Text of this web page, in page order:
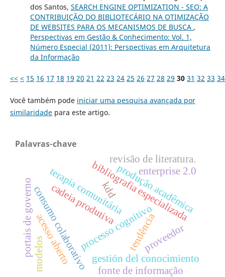
dos Santos, SEARCH ENGINE OPTIMIZATION - SEO: A
CONTRIBUIÇÃO DO BIBLIOTECÁRIO NA OTIMIZAÇÃO
DE WEBSITES PARA OS MECANISMOS DE BUSCA ,
Perspectivas em Gestão & Conhecimento: Vol. 1,
Número Especial (2011): Perspectivas em Arquitetura
da Informação
<< < 15 16 17 18 19 20 21 22 23 24 25 26 27 28 29 30 31 32 33 34
Você também pode iniciar uma pesquisa avançada por
similaridadepara este artigo.
Palavras-chave
processo cognitivo
consumo colaborativobibliografia especializada
kdd
gestión del conocimiento
terapia comunitária
cadeia produtiva
tendência
portais de governo
revisão de literatura.
produção acadêmica
acesso aberto
fonte de informação
modelos proveedor
enterprise 2.0